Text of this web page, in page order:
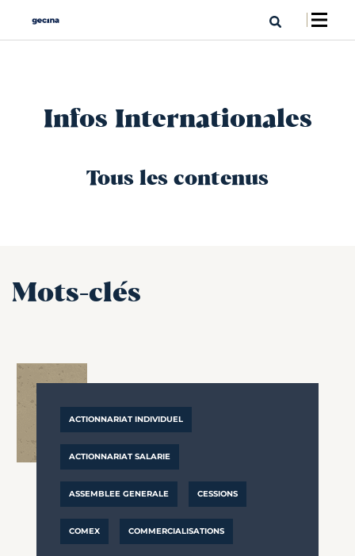
Infos Internationales
Tous les contenus
Mots-clés
ACTIONNARIAT INDIVIDUEL
ACTIONNARIAT SALARIE
ASSEMBLEE GENERALE CESSIONS
COMEX COMMERCIALISATIONS